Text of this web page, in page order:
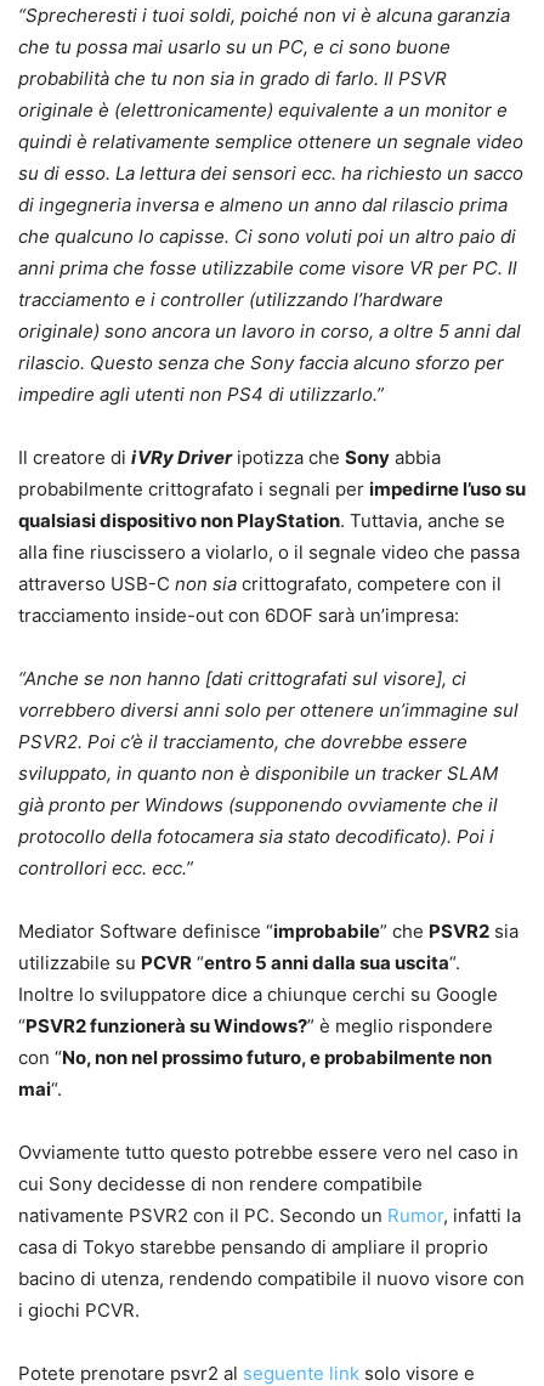
“Sprecheresti i tuoi soldi, poiché non vi è alcuna garanzia
che tu possa mai usarlo su un PC, e ci sono buone
probabilità che tu non sia in grado di farlo. Il PSVR
originale è (elettronicamente) equivalente a un monitor e
quindi è relativamente semplice ottenere un segnale video
su di esso. La lettura dei sensori ecc. ha richiesto un sacco
di ingegneria inversa e almeno un anno dal rilascio prima
che qualcuno lo capisse. Ci sono voluti poi un altro paio di
anni prima che fosse utilizzabile come visore VR per PC. Il
tracciamento e i controller (utilizzando l’hardware
originale) sono ancora un lavoro in corso, a oltre 5 anni dal
rilascio. Questo senza che Sony faccia alcuno sforzo per
impedire agli utenti non PS4 di utilizzarlo.”
Il creatore di iVRy Driveripotizza che Sony abbia
probabilmente crittografato i segnali per impedirne l’uso su
qualsiasi dispositivo non PlayStation. Tuttavia, anche se
alla fine riuscissero a violarlo, o il segnale video che passa
attraverso USB-C non sia crittografato, competere con il
tracciamento inside-out con 6DOF sarà un’impresa:
“Anche se non hanno [dati crittografati sul visore], ci
vorrebbero diversi anni solo per ottenere un’immagine sul
PSVR2. Poi c’è il tracciamento, che dovrebbe essere
sviluppato, in quanto non è disponibile un tracker SLAM
già pronto per Windows (supponendo ovviamente che il
protocollo della fotocamera sia stato decodificato). Poi i
controllori ecc. ecc.”
Mediator Software definisce “improbabile” che PSVR2 sia
utilizzabile su PCVR “entro 5 anni dalla sua uscita“.
Inoltre lo sviluppatore dice a chiunque cerchi su Google
“PSVR2 funzionerà su Windows?” è meglio rispondere
con “No, non nel prossimo futuro, e probabilmente non
mai“.
Ovviamente tutto questo potrebbe essere vero nel caso in
cui Sony decidesse di non rendere compatibile
nativamente PSVR2 con il PC. Secondo un Rumor, infatti la
casa di Tokyo starebbe pensando di ampliare il proprio
bacino di utenza, rendendo compatibile il nuovo visore con
i giochi PCVR.
Potete prenotare psvr2 al seguente link solo visore e